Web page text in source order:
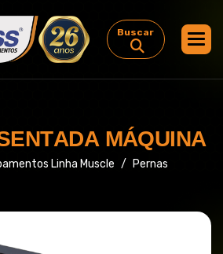
Buscar
ENTADA MÁQUINA
Linha Muscle Pernas